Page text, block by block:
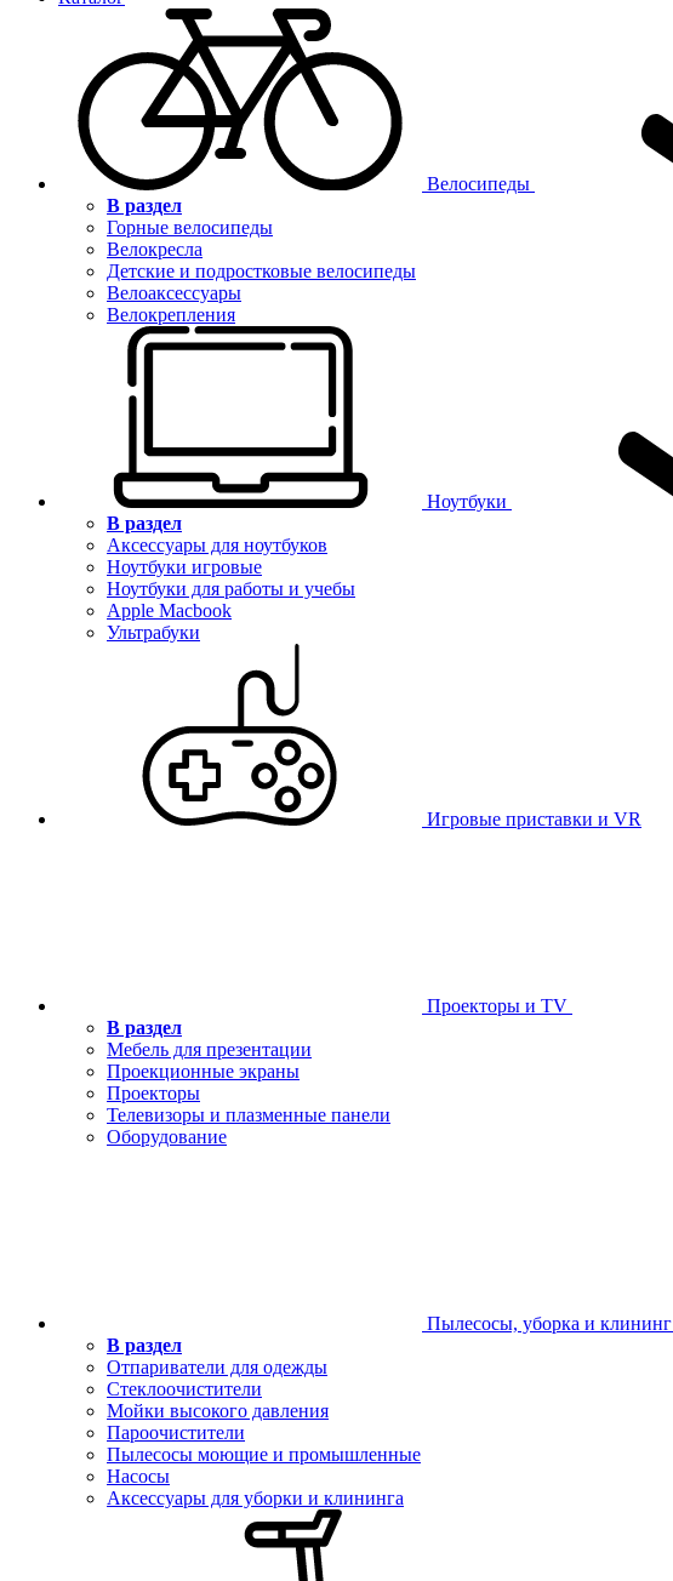
Велосипеды
В раздел
Горные велосипеды
Велокресла
Детские и подростковые велосипеды
Велоаксессуары
Велокрепления
Ноутбуки
В раздел
Аксессуары для ноутбуков
Ноутбуки игровые
Ноутбуки для работы и учебы
Apple Macbook
Ультрабуки
Игровые приставки и VR
Проекторы и TV
В раздел
Мебель для презентации
Проекционные экраны
Проекторы
Телевизоры и плазменные панели
Оборудование
Пылесосы, уборка и клининг
В раздел
Отпариватели для одежды
Стеклоочистители
Мойки высокого давления
Пароочистители
Пылесосы моющие и промышленные
Насосы
Аксессуары для уборки и клининга